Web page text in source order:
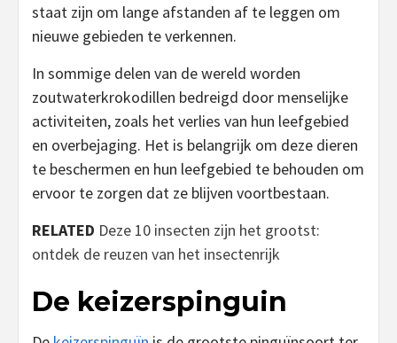
staat zijn om lange afstanden af te leggen om
nieuwe gebieden te verkennen.
In sommige delen van de wereld worden
zoutwaterkrokodillen bedreigd door menselijke
activiteiten, zoals het verlies van hun leefgebied
en overbejaging. Het is belangrijk om deze dieren
te beschermen en hun leefgebied te behouden om
ervoor te zorgen dat ze blijven voortbestaan.
RELATED Deze 10 insecten zijn het grootst:
ontdek de reuzen van het insectenrijk
De keizerspinguin